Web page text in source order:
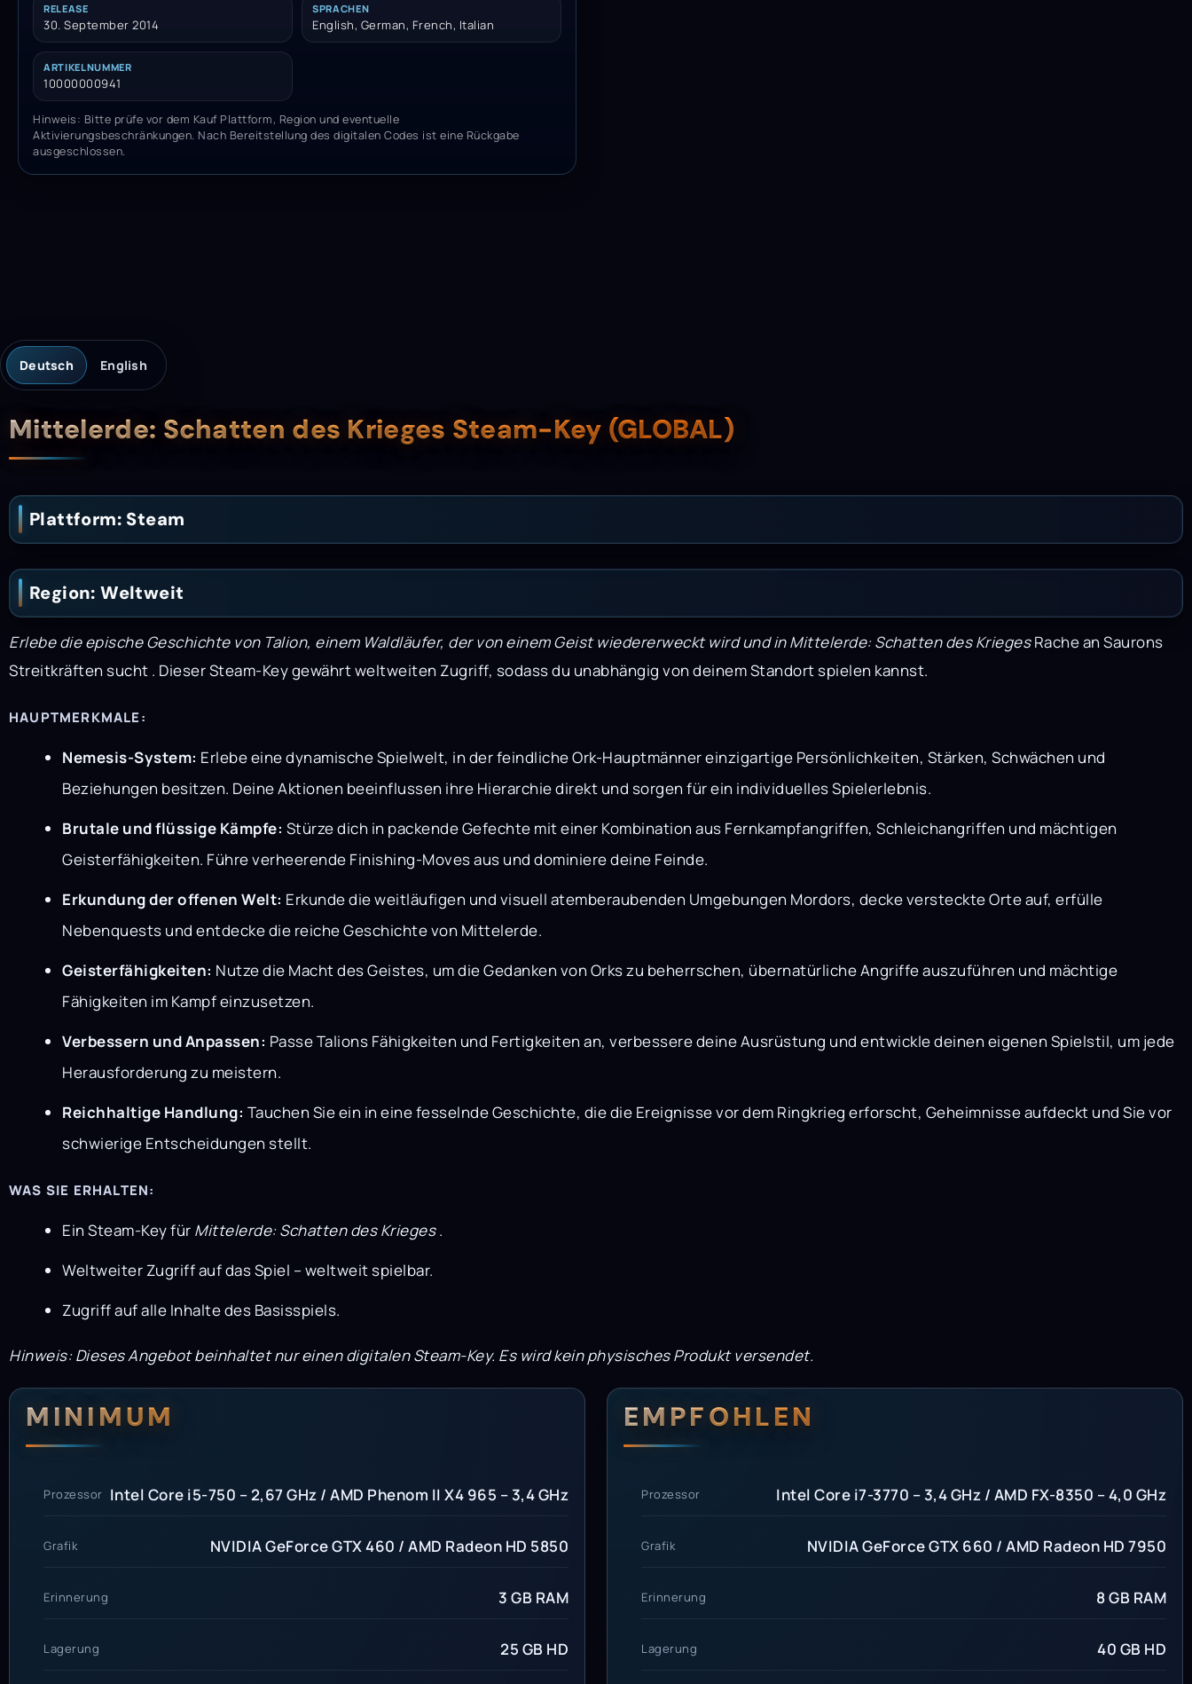
RELEASE
30. September 2014
SPRACHEN
English, German, French, Italian
ARTIKELNUMMER
10000000941
Hinweis: Bitte prüfe vor dem Kauf Plattform, Region und eventuelle
Aktivierungsbeschränkungen. Nach Bereitstellung des digitalen Codes ist eine Rückgabe
ausgeschlossen.
Deutsch English
Beschreibung
Mittelerde: Schatten des Krieges Steam-Key (GLOBAL)
Plattform: Steam
Region: Weltweit
Erlebe die epische Geschichte von Talion, einem Waldläufer, der von einem Geist wiedererweckt wird und in Mittelerde: Schatten des KriegesRache an Saurons
Streitkräften sucht . Dieser Steam-Key gewährt weltweiten Zugriff, sodass du unabhängig von deinem Standort spielen kannst.
HAUPTMERKMALE:
Nemesis-System: Erlebe eine dynamische Spielwelt, in der feindliche Ork-Hauptmänner einzigartige Persönlichkeiten, Stärken, Schwächen und
Beziehungen besitzen. Deine Aktionen beeinflussen ihre Hierarchie direkt und sorgen für ein individuelles Spielerlebnis.
Brutale und flüssige Kämpfe: Stürze dich in packende Gefechte mit einer Kombination aus Fernkampfangriffen, Schleichangriffen und mächtigen
Geisterfähigkeiten. Führe verheerende Finishing-Moves aus und dominiere deine Feinde.
Erkundung der offenen Welt: Erkunde die weitläufigen und visuell atemberaubenden Umgebungen Mordors, decke versteckte Orte auf, erfülle
Nebenquests und entdecke die reiche Geschichte von Mittelerde.
Geisterfähigkeiten: Nutze die Macht des Geistes, um die Gedanken von Orks zu beherrschen, übernatürliche Angriffe auszuführen und mächtige
Fähigkeiten im Kampf einzusetzen.
Verbessern und Anpassen: Passe Talions Fähigkeiten und Fertigkeiten an, verbessere deine Ausrüstung und entwickle deinen eigenen Spielstil, um jede
Herausforderung zu meistern.
Reichhaltige Handlung: Tauchen Sie ein in eine fesselnde Geschichte, die die Ereignisse vor dem Ringkrieg erforscht, Geheimnisse aufdeckt und Sie vor
schwierige Entscheidungen stellt.
WAS SIE ERHALTEN:
Ein Steam-Key für Mittelerde: Schatten des Krieges.
Weltweiter Zugriff auf das Spiel – weltweit spielbar.
Zugriff auf alle Inhalte des Basisspiels.
Hinweis: Dieses Angebot beinhaltet nur einen digitalen Steam-Key. Es wird kein physisches Produkt versendet.
Systemanforderungen
Systemvoraussetzungen
MINIMUM
Prozessor Intel Core i5-750 – 2,67 GHz / AMD Phenom II X4 965 – 3,4 GHz
Grafik NVIDIA GeForce GTX 460 / AMD Radeon HD 5850
Erinnerung 3 GB RAM
Lagerung 25 GB HD
EMPFOHLEN
Prozessor Intel Core i7-3770 – 3,4 GHz / AMD FX-8350 – 4,0 GHz
Grafik NVIDIA GeForce GTX 660 / AMD Radeon HD 7950
Erinnerung 8 GB RAM
Lagerung 40 GB HD